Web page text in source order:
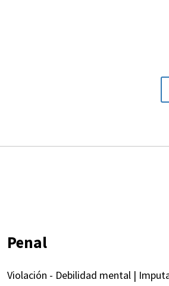
Penal
Violación - Debilidad mental |